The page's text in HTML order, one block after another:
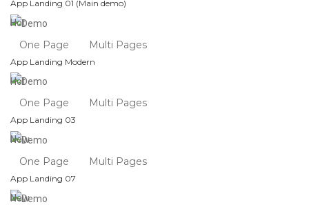
App Landing 01 (Main demo)
Hot
One Page Multi Pages
App Landing Modern
Hot
One Page Multi Pages
App Landing 03
New
One Page Multi Pages
App Landing 07
New